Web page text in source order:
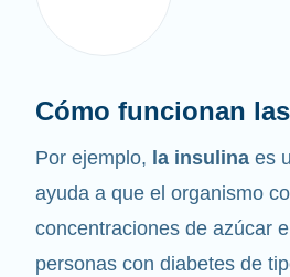
Cómo funcionan
Por ejemplo, la insulina es
ayuda a que el organismo
concentraciones de azúcar
personas con diabetes de